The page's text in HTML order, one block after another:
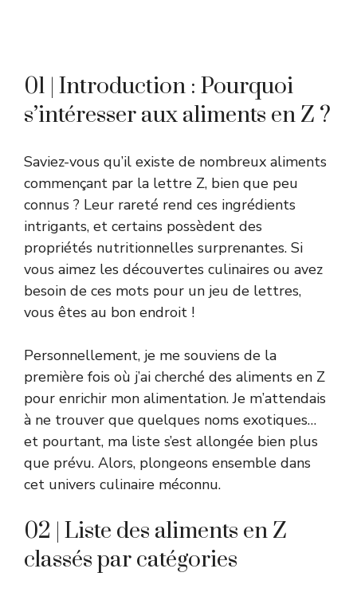
01 | Introduction : Pourquoi
s’intéresser aux aliments en Z ?
Saviez-vous qu’il existe de nombreux aliments
commençant par la lettre Z, bien que peu
connus ? Leur rareté rend ces ingrédients
intrigants, et certains possèdent des
propriétés nutritionnelles surprenantes. Si
vous aimez les découvertes culinaires ou avez
besoin de ces mots pour un jeu de lettres,
vous êtes au bon endroit !
Personnellement, je me souviens de la
première fois où j’ai cherché des aliments en Z
pour enrichir mon alimentation. Je m’attendais
à ne trouver que quelques noms exotiques…
et pourtant, ma liste s’est allongée bien plus
que prévu. Alors, plongeons ensemble dans
cet univers culinaire méconnu.
02 | Liste des aliments en Z
classés par catégories